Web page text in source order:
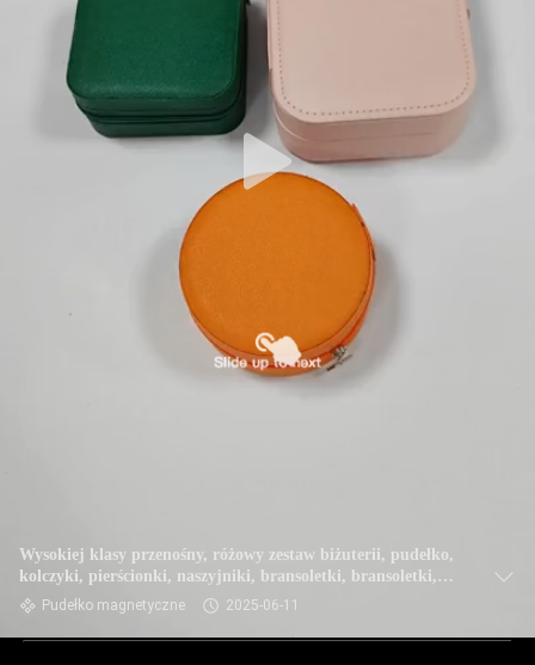
Wysokiej klasy przenośny, różowy zestaw biżuterii, pudełko,
kolczyki, pierścionki, naszyjniki, bransoletki, bransoletki,
biżuteria
Pudełko magnetyczne 2025-06-11